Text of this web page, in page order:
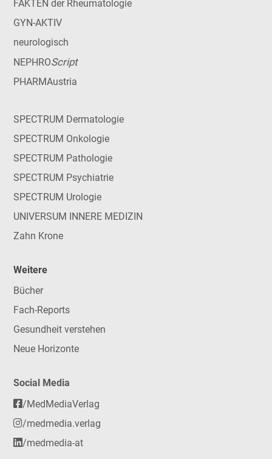
FAKTEN der Rheumatologie
GYN-AKTIV
neurologisch
NEPHROScript
PHARMAustria
SPECTRUM Dermatologie
SPECTRUM Onkologie
SPECTRUM Pathologie
SPECTRUM Psychiatrie
SPECTRUM Urologie
UNIVERSUM INNERE MEDIZIN
Zahn Krone
Weitere
Bücher
Fach-Reports
Gesundheit verstehen
Neue Horizonte
Social Media
/MedMediaVerlag
/medmedia.verlag
/medmedia-at